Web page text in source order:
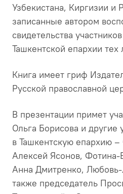
Узбекистана, Киргизии и
записанные автором
свидетельства
Ташкентской епархии тех
Книга имеет гриф
Русской православной
В презентации примет
Ольга Борисова и другие
в Ташкентскую епархию –
Алексей Ясонов, Фотина-
Анна Дмитренко,
также председатель